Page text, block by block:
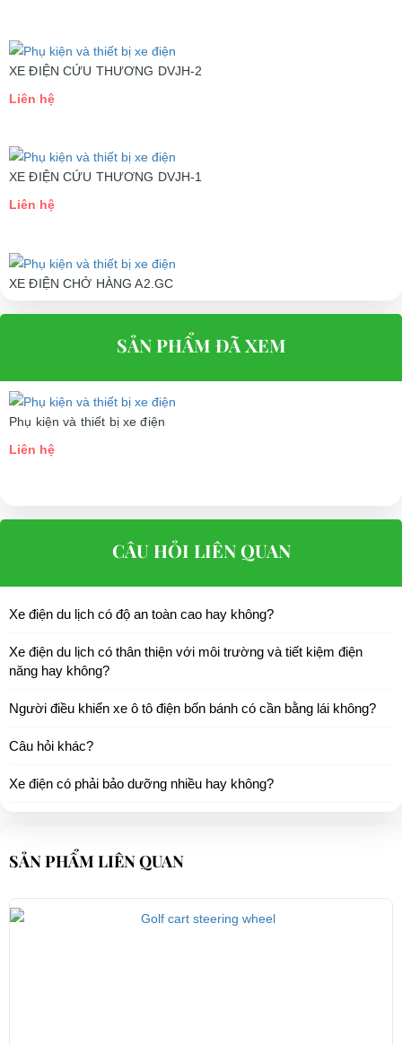
XE ĐIỆN CỨU THƯƠNG DVJH-2
Liên hệ
XE ĐIỆN CỨU THƯƠNG DVJH-1
Liên hệ
XE ĐIỆN CHỞ HÀNG A2.GC
Liên hệ
SẢN PHẨM ĐÃ XEM
Phụ kiện và thiết bị xe điện
Liên hệ
CÂU HỎI LIÊN QUAN
Xe điện du lịch có độ an toàn cao hay không?
Xe điện du lịch có thân thiện với môi trường và tiết kiệm điện
năng hay không?
Người điều khiển xe ô tô điện bốn bánh có cần bằng lái không?
Câu hỏi khác?
Xe điện có phải bảo dưỡng nhiều hay không?
SẢN PHẨM LIÊN QUAN